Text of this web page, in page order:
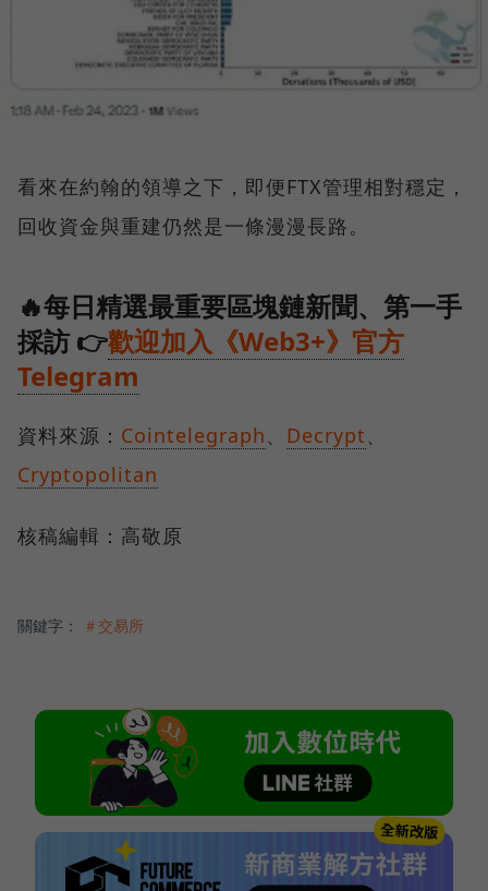
看來在約翰的領導之下，即便FTX管理相對穩定，
回收資金與重建仍然是一條漫漫長路。
🔥每日精選最重要區塊鏈新聞、第一手
採訪 👉歡迎加入《Web3+》官方
Telegram
資料來源： Cointelegraph、 Decrypt、
Cryptopolitan
核稿編輯：高敬原
關鍵字： ＃交易所